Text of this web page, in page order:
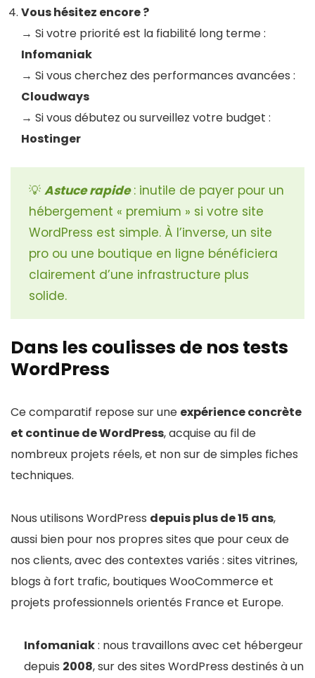
Vous hésitez encore ?
→ Si votre priorité est la fiabilité long terme :
Infomaniak
→ Si vous cherchez des performances avancées :
Cloudways
→ Si vous débutez ou surveillez votre budget :
Hostinger
💡 Astuce rapide: inutile de payer pour un
hébergement « premium » si votre site
WordPress est simple. À l’inverse, un site
pro ou une boutique en ligne bénéficiera
clairement d’une infrastructure plus
solide.
Dans les coulisses de nos tests
WordPress
Ce comparatif repose sur une expérience concrète
et continue de WordPress, acquise au fil de
nombreux projets réels, et non sur de simples fiches
techniques.
Nous utilisons WordPress depuis plus de 15 ans,
aussi bien pour nos propres sites que pour ceux de
nos clients, avec des contextes variés : sites vitrines,
blogs à fort trafic, boutiques WooCommerce et
projets professionnels orientés France et Europe.
Infomaniak: nous travaillons avec cet hébergeur
depuis 2008, sur des sites WordPress destinés à un